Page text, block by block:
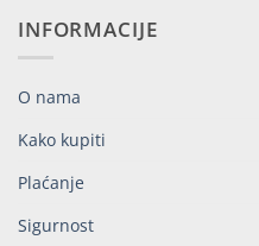
INFORMACIJE
O nama
Kako kupiti
Plaćanje
Sigurnost